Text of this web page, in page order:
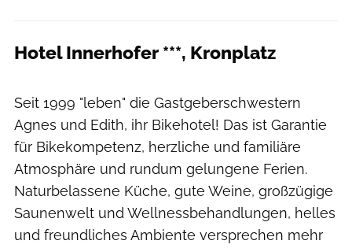
Hotel Innerhofer ***, Kronplatz
Seit 1999 "leben" die Gastgeberschwestern
Agnes und Edith, ihr Bikehotel! Das ist Garantie
für Bikekompetenz, herzliche und familiäre
Atmosphäre und rundum gelungene Ferien.
Naturbelassene Küche, gute Weine, großzügige
Saunenwelt und Wellnessbehandlungen, helles
und freundliches Ambiente versprechen mehr